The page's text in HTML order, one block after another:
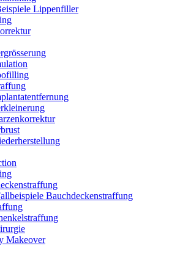
Lippenfiller
Bauchdeckenstraffung
Makeover